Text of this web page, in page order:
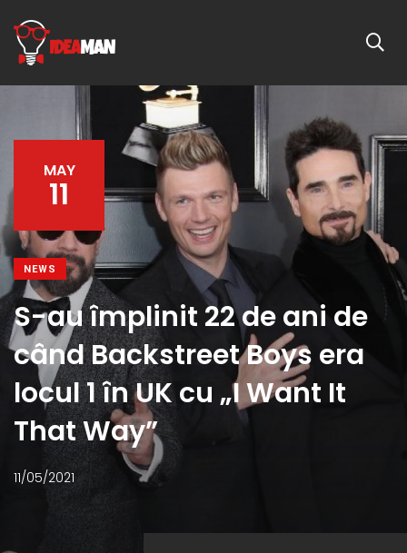
MAY
11
NEWS
S-au împlinit 22 de ani de
când Backstreet Boys era
locul 1 în UK cu „I Want It
That Way”
11/05/2021